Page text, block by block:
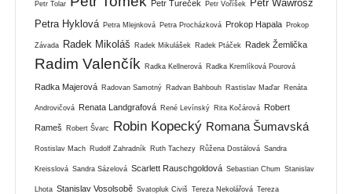
Petr Tolar Petr Tureček Petr Voříšek
Petr Wawrosz
Petra Hyklová Petra Mlejnková Petra Procházková Prokop Hapala Prokop
Závada Radek Mikoláš Radek Mikulášek Radek Ptáček Radek Žemlička
Radim Valenčík Radka Kellnerová Radka Kremlíková Pourová
Radka Majerová Radovan Samotný Radvan Bahbouh Rastislav Maďar Renáta
Androvičová Renata Landgrafová René Levínský Rita Kočárová Robert
Rameš Robert Švarc Robin Kopecký Romana Šumavská
Rostislav Mach Rudolf Zahradník Ruth Tachezy Růžena Dostálová Sandra
Kreisslová Sandra Sázelová Scarlett Rauschgoldová Sebastian Chum Stanislav
Lhota Stanislav Vosolsobě Svatopluk Civiš Tereza Nekolářová Tereza